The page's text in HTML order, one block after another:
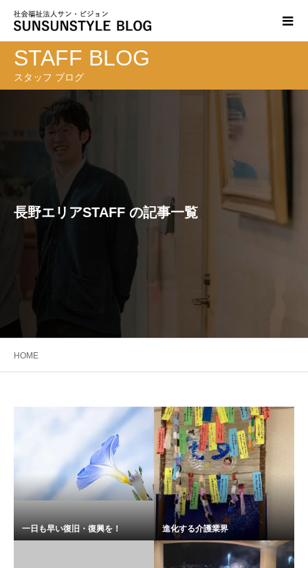
STAFF BLOG
スタッフ ブログ
長野エリアSTAFF の記事一覧
HOME
一日も早い復旧・復興を！ 進化する介護業界